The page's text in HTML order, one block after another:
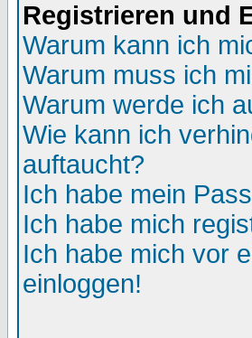
Registrieren und
Warum kann ich
Warum muss ich
Warum werde ich
Wie kann ich
auftaucht?
Ich habe mein
Ich habe mich
Ich habe mich vor
einloggen!